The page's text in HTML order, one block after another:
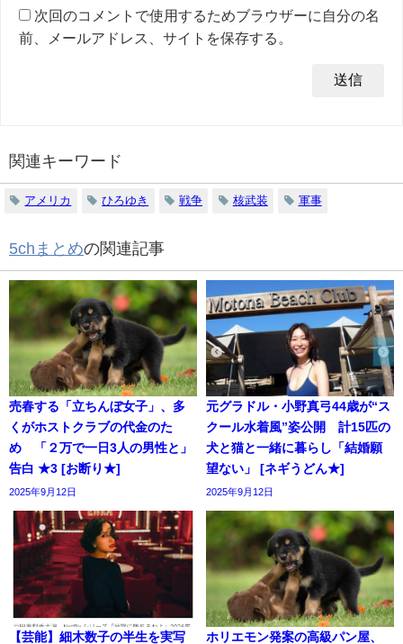
次回のコメントで使用するためブラウザーに自分の名
前、メールアドレス、サイトを保存する。
関連キーワード
アメリカ ひろゆき 戦争 核武装 軍事
5chまとめの関連記事
売春する「立ちんぼ女子」、多
くがホストクラブの代金のた
め 「２万で一日3人の男性と」
告白 ★3 [お断り★]
2025年9月12日
元グラドル・小野真弓44歳が“ス
クール水着風”姿公開 計15匹の
犬と猫と一緒に暮らし「結婚願
望ない」 [ネギうどん★]
2025年9月12日
【芸能】細木数子の半生を実写
ホリエモン発案の高級パン屋、